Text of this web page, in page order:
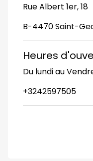
Rue Albert 1er, 18
B-4470 Saint-
Heures
Du lundi au
+3242597505